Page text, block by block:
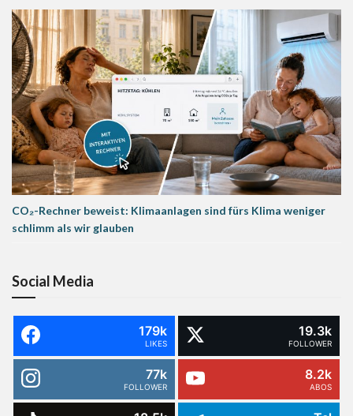
CO₂-Rechner beweist: Klimaanlagen sind fürs Klima weniger
schlimm als wir glauben
Social Media
179k
LIKES
19.3k
FOLLOWER
77k
FOLLOWER
8.2k
ABOS